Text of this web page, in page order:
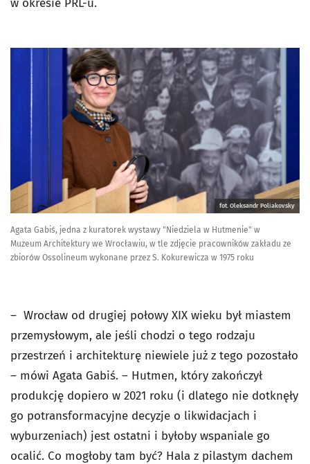
w okresie PRL-u.
fot. Oleksandr Poliakovsky
Agata Gabiś, jedna z kuratorek wystawy "Niedziela w Hutmenie" w
Muzeum Architektury we Wrocławiu, w tle zdjęcie pracowników zakładu ze
zbiorów Ossolineum wykonane przez S. Kokurewicza w 1975 roku
– Wrocław od drugiej połowy XIX wieku był miastem
przemysłowym, ale jeśli chodzi o tego rodzaju
przestrzeń i architekturę niewiele już z tego pozostało
– mówi Agata Gabiś. – Hutmen, który zakończył
produkcję dopiero w 2021 roku (i dlatego nie dotknęły
go potransformacyjne decyzje o likwidacjach i
wyburzeniach) jest ostatni i byłoby wspaniale go
ocalić. Co mogłoby tam być? Hala z pilastym dachem